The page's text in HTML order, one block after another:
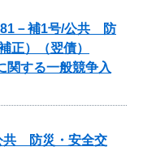
－補1号/公共 防
正）（翌債）
関する一般競争入
共 防災・安全交